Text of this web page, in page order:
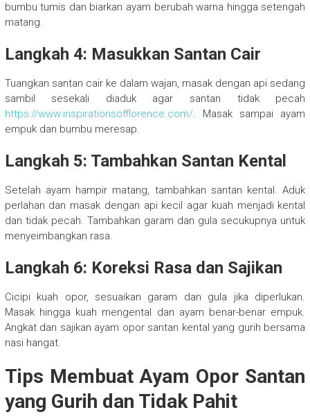
bumbu tumis dan biarkan ayam berubah warna hingga setengah
matang.
Langkah 4: Masukkan Santan Cair
Tuangkan santan cair ke dalam wajan, masak dengan api sedang
sambil sesekali diaduk agar santan tidak pecah
https://www.inspirationsofflorence.com/. Masak sampai ayam
empuk dan bumbu meresap.
Langkah 5: Tambahkan Santan Kental
Setelah ayam hampir matang, tambahkan santan kental. Aduk
perlahan dan masak dengan api kecil agar kuah menjadi kental
dan tidak pecah. Tambahkan garam dan gula secukupnya untuk
menyeimbangkan rasa.
Langkah 6: Koreksi Rasa dan Sajikan
Cicipi kuah opor, sesuaikan garam dan gula jika diperlukan.
Masak hingga kuah mengental dan ayam benar-benar empuk.
Angkat dan sajikan ayam opor santan kental yang gurih bersama
nasi hangat.
Tips Membuat Ayam Opor Santan
yang Gurih dan Tidak Pahit